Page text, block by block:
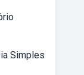
Simples